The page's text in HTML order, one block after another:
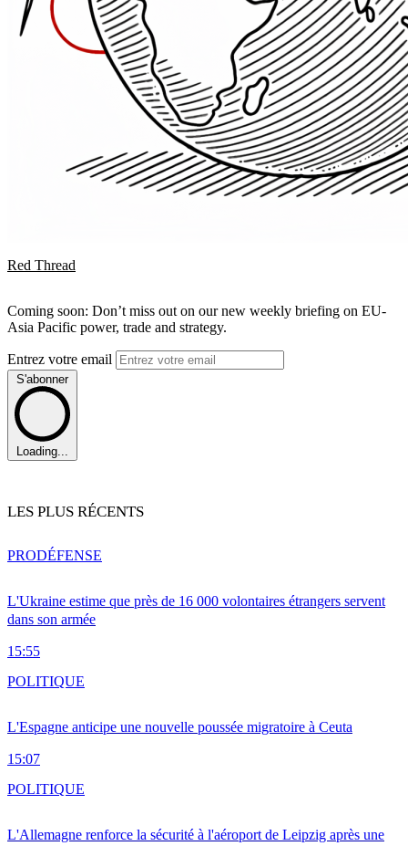
Red Thread
Coming soon: Don’t miss out on our new weekly briefing on EU-
Asia Pacific power, trade and strategy.
Entrez votre email
S'abonner
Loading...
LES PLUS RÉCENTS
L'Ukraine estime que près de 16 000 volontaires étrangers servent
dans son armée
15:55
PRODÉFENSE
L'Espagne anticipe une nouvelle poussée migratoire à Ceuta
15:07
POLITIQUE
L'Allemagne renforce la sécurité à l'aéroport de Leipzig après une
POLITIQUE